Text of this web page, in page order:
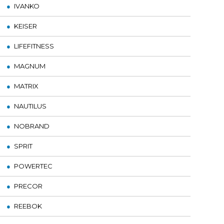
IVANKO
KEISER
LIFEFITNESS
MAGNUM
MATRIX
NAUTILUS
NOBRAND
SPRIT
POWERTEC
PRECOR
REEBOK